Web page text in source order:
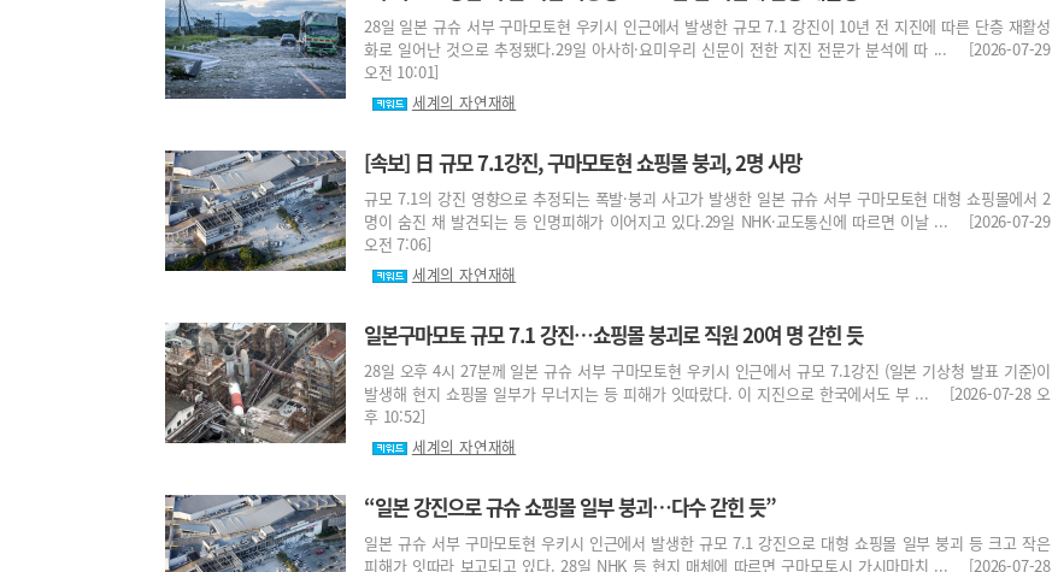
28일 일본 규슈 서부 구마모토현 우키시 인근에서 발생한 규모 7.1 강진이 10년 전 지진에 따른 단층 재활성
화로 일어난 것으로 추정됐다.29일 아사히·요미우리 신문이 전한 지진 전문가 분석에 따 ... [2026-07-29
오전 10:01]
세계의 자연재해
[속보] 日 규모 7.1강진, 구마모토현 쇼핑몰 붕괴, 2명 사망
규모 7.1의 강진 영향으로 추정되는 폭발·붕괴 사고가 발생한 일본 규슈 서부 구마모토현 대형 쇼핑몰에서 2
명이 숨진 채 발견되는 등 인명피해가 이어지고 있다.29일 NHK·교도통신에 따르면 이날 ... [2026-07-29
오전 7:06]
세계의 자연재해
일본구마모토 규모 7.1 강진…쇼핑몰 붕괴로 직원 20여 명 갇힌 듯
28일 오후 4시 27분께 일본 규슈 서부 구마모토현 우키시 인근에서 규모 7.1강진 (일본 기상청 발표 기준)이
발생해 현지 쇼핑몰 일부가 무너지는 등 피해가 잇따랐다. 이 지진으로 한국에서도 부 ... [2026-07-28 오
후 10:52]
세계의 자연재해
“일본 강진으로 규슈 쇼핑몰 일부 붕괴…다수 갇힌 듯”
일본 규슈 서부 구마모토현 우키시 인근에서 발생한 규모 7.1 강진으로 대형 쇼핑몰 일부 붕괴 등 크고 작은
피해가 잇따라 보고되고 있다. 28일 NHK 등 현지 매체에 따르면 구마모토시 가시마마치 ... [2026-07-28